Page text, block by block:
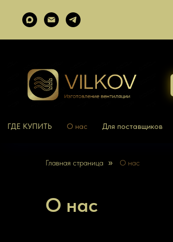
ГДЕ КУПИТЬ О нас Для поставщиков
Главная страница » О нас
О нас